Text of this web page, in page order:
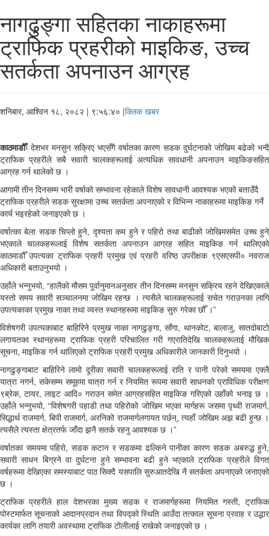
नागढुङ्गा सहितका नाकाहरूमा
ट्राफिक प्रहरीको माइकिङ, उच्च
सतर्कता अपनाउन आग्रह
शनिबार, आश्विन १८, २०८२ | ९:५६:४० |क्लिक खबर
काठमाडौँःदेशभर मनसुन सक्रिए भएसँगै वर्षातका कारण सडक दुर्घटनाको जोखिम बढेको भन्दै
ट्राफिक प्रहरीले सबै सवारी चालकहरूलाई अत्यधिक सावधानी अपनाउन माइकिङसहित
आग्रह गर्न थालेको छ ।
आगामी तीन दिनसम्म भारी वर्षाको सम्भावना रहेकाले विशेष सावधानी आवश्यक भएको बताउँदै
ट्राफिक प्रहरीले सडक सुरक्षामा उच्च सतर्कता अपनाएको र विभिन्न नाकाहरूमा माइकिङ गर्ने
कार्य भइरहेको जनाइएको छ ।
वर्षात्का बेला सडक चिप्लो हुने, दृश्यता कम हुने र पहिरो तथा बाढीको जोखिमसमेत उच्च हुने
भएकाले चालकहरूलाई विशेष सतर्कता अपनाउन आग्रह सहित माइकिङ गर्न थालिएको
काठमाडौँ उपत्यका ट्राफिक प्रहरी प्रमुख एवं प्रहरी वरिष्ठ उपरीक्षक ९एसएसपी० नवराज
अधिकारी बताउनुभयो ।
उहाँले भन्नुभयो, “हालैको मौसम पूर्वानुमानअनुसार तीन दिनसम्म मनसुन सक्रिय रहने देखिएकाले
यस्तो समय सवारी सञ्चालनमा जोखिम रहन्छ । त्यसैले चालकहरूलाई सचेत गराउनका लागि
उपत्यकाका प्रमुख नाका तथा व्यस्त स्थानहरूमा माइकिङ सुरु गरेका छौँ ।”
विशेषगरी उपत्यकाबाट बाहिरिने प्रमुख नाका नागढुङ्गा, साँगा, थानकोट, बालाजु, सातदोबाटो
लगायतका स्थानहरूमा ट्राफिक प्रहरी परिचालित गरी गएरातिदेखि चालकहरूलाई मौखिक
सूचना, माइकिङ गर्न थालिएको ट्राफिक प्रहरी प्रमुख अधिकारीले जानकारी दिनुभयो ।
नागढुङ्गाबाट बाहिरिने लामो दूरीका सवारी चालकहरूलाई राति र पानी परेको समयमा एक्लै
यात्रा नगर्न, सकेसम्म समूहमा यात्रा गर्न र नियमित रूपमा सवारी साधनको प्राविधिक परीक्षण
९ब्रेक, टायर, लाइट आदि० गराउन समेत आग्रहसहित माइकिङ गरिएको उहाँको भनाइ छ ।
उहाँले भन्नुभयो, “विशेषगरी पहाडी तथा पहिरोको जोखिम भएका मार्गहरू जसमा पृथ्वी राजमार्ग,
सिद्धार्थ राजमार्ग, बिपी राजमार्ग, अरनिको राजमार्गलगायत पर्छन्, त्यहाँ जोखिम अझ बढी हुन्छ ।
त्यसैले त्यस्ता क्षेत्रतर्फ जाँदा झनै सतर्क रहनु आवश्यक छ ।”
वर्षातका समयमा पहिरो, सडक कटान र सडकमा ढल्किने पानीका कारण सडक अबरुद्ध हुने,
सवारी साधन बिग्रने वा दुर्घटना हुने सम्भावना बढी हुने भएकाले ट्राफिक प्रहरीले विगत
वर्षहरूमा देखिएका समस्याबाट पाठ सिक्दै यसपालि सुरुआतदेखि नै सतर्कता अपनाएको जनाएको
छ ।
ट्राफिक प्रहरीले हाल देशभरका मुख्य सडक र राजमार्गहरूमा नियमित गस्ती, ट्राफिक
पोस्टमार्फत सूचनाको आदानप्रदान तथा विपद्को स्थिति आउँदा तत्काल सूचना प्रवाह र उद्धार
कार्यका लागि तयारी अवस्थामा ट्राफिक टोलीलाई राखेको जनाइएको छ ।